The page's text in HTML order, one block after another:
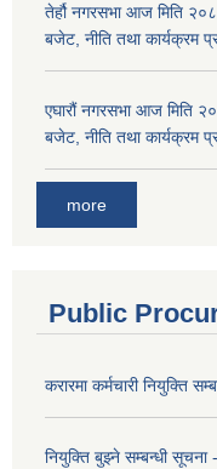
तेर्हौ नगरसभा आज मिति
बजेट, नीति तथा कार्यक्रम
एघारौं नगरसभा आज मिति
बजेट, नीति तथा कार्यक्रम
more
Public
करारमा कर्मचारी नियुक्ति
नियुक्ति बुझ्ने सम्बन्धी